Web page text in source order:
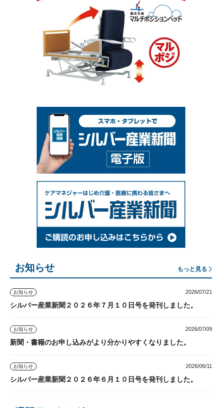
お知らせ もっと見る
お知らせ 2026/07/21
シルバー産業新聞２０２６年７月１０日号を発刊しました。
お知らせ 2026/07/09
新聞・書籍のお申し込みがより分かりやすくなりました。
お知らせ 2026/06/11
シルバー産業新聞２０２６年６月１０日号を発刊しました。